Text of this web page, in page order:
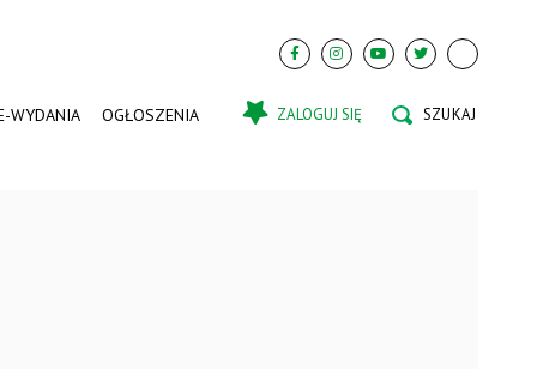
WYDANIA OGŁOSZENIA ZALOGUJ SIĘ